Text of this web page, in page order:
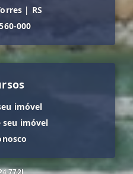
| RS
000
imóvel
seu imóvel